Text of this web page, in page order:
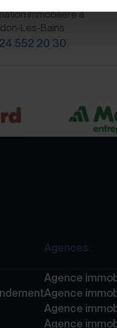
immobilière à
Les-Bains
552 20 30
Agences
Agence
Agence
Agence
Agence